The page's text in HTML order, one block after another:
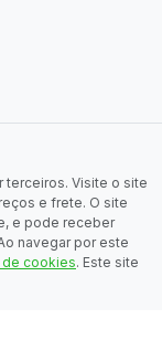
Visite o site
e frete. O site
e pode receber
navegar por este
cookies. Este site